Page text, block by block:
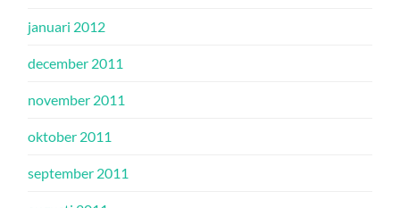
januari 2012
december 2011
november 2011
oktober 2011
september 2011